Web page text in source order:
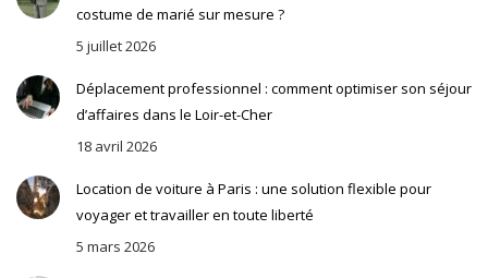
costume de marié sur mesure ?
5 juillet 2026
Déplacement professionnel : comment optimiser son séjour
d’affaires dans le Loir-et-Cher
18 avril 2026
Location de voiture à Paris : une solution flexible pour
voyager et travailler en toute liberté
5 mars 2026